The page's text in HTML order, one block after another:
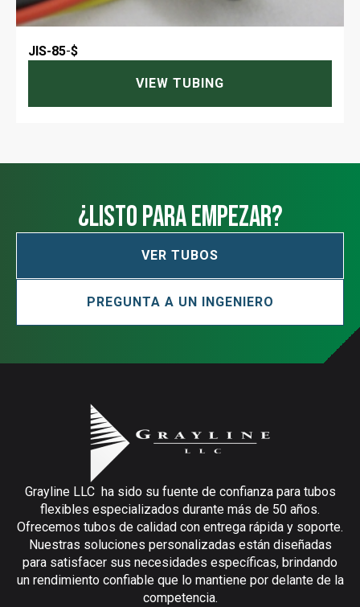
JIS-85-$
VIEW TUBING
¿Listo para empezar?
VER TUBOS
PREGUNTA A UN INGENIERO
Grayline LLC ha sido su fuente de confianza para tubos
flexibles especializados durante más de 50 años.
Ofrecemos tubos de calidad con entrega rápida y soporte.
Nuestras soluciones personalizadas están diseñadas
para satisfacer sus necesidades específicas, brindando
un rendimiento confiable que lo mantiene por delante de la
competencia.